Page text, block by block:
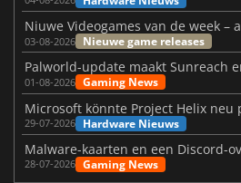
03-08-2026 Nieuwe game releases
01-08-2026 Gaming News
29-07-2026 Hardware Nieuws
28-07-2026 Gaming News